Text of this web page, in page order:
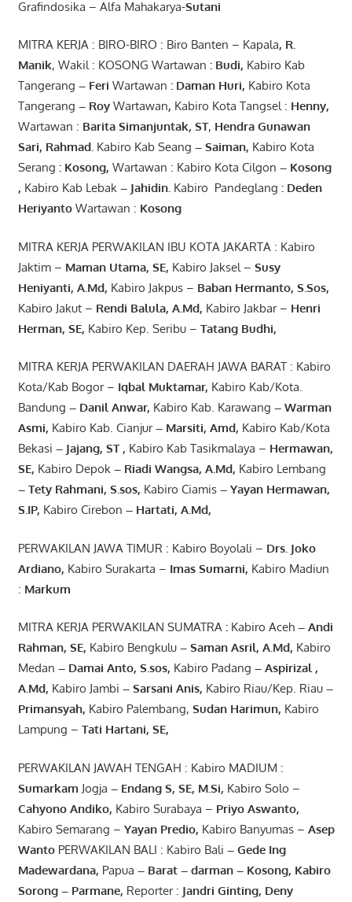
Grafindosika – Alfa Mahakarya-Sutani
MITRA KERJA : BIRO-BIRO : Biro Banten – Kapala, R.
Manik, Wakil : KOSONG Wartawan : Budi, Kabiro Kab
Tangerang – Feri Wartawan : Daman Huri, Kabiro Kota
Tangerang – RoyWartawan, Kabiro Kota Tangsel : Henny,
Wartawan : Barita Simanjuntak, ST, Hendra Gunawan
Sari, Rahmad. Kabiro Kab Seang – Saiman, Kabiro Kota
Serang : Kosong, Wartawan : Kabiro Kota Cilgon – Kosong
, Kabiro Kab Lebak– Jahidin. Kabiro Pandeglang : Deden
Heriyanto Wartawan : Kosong
MITRA KERJA PERWAKILAN IBU KOTA JAKARTA : Kabiro
Jaktim – Maman Utama, SE, Kabiro Jaksel – Susy
Heniyanti, A.Md, Kabiro Jakpus – Baban Hermanto, S.Sos,
Kabiro Jakut – Rendi Balula, A.Md, Kabiro Jakbar – Henri
Herman, SE, Kabiro Kep. Seribu – Tatang Budhi,
MITRA KERJA PERWAKILAN DAERAH JAWA BARAT : Kabiro
Kota/Kab Bogor – Iqbal Muktamar, Kabiro Kab/Kota.
Bandung – Danil Anwar, Kabiro Kab. Karawang –Warman
Asmi, Kabiro Kab. Cianjur– Marsiti, Amd, Kabiro Kab/Kota
Bekasi – Jajang, ST , Kabiro Kab Tasikmalaya – Hermawan,
SE, Kabiro Depok– Riadi Wangsa, A.Md, Kabiro Lembang
– Tety Rahmani, S.sos, Kabiro Ciamis– Yayan Hermawan,
S.IP, Kabiro Cirebon – Hartati, A.Md,
PERWAKILAN JAWA TIMUR : Kabiro Boyolali – Drs. Joko
Ardiano, Kabiro Surakarta – Imas Sumarni, Kabiro Madiun
: Markum
MITRA KERJA PERWAKILAN SUMATRA :Kabiro Aceh– Andi
Rahman, SE, Kabiro Bengkulu– Saman Asril, A.Md, Kabiro
Medan – Damai Anto, S.sos, Kabiro Padang – Aspirizal ,
A.Md, Kabiro Jambi – Sarsani Anis, Kabiro Riau/Kep. Riau–
Primansyah, Kabiro Palembang, Sudan Harimun, Kabiro
Lampung – Tati Hartani, SE,
PERWAKILAN JAWAH TENGAH : Kabiro MADIUM :
Sumarkam Jogja – EndangS, SE, M.Si, Kabiro Solo –
Cahyono Andiko, Kabiro Surabaya – Priyo Aswanto,
Kabiro Semarang – Yayan Predio, Kabiro Banyumas – Asep
WantoPERWAKILAN BALI : Kabiro Bali – Gede Ing
Madewardana, Papua – Barat – darman– Kosong, Kabiro
Sorong– Parmane, Reporter : Jandri Ginting, Deny